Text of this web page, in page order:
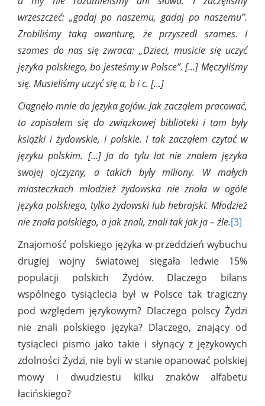
wrzeszczeć: „gadaj po naszemu, gadaj po naszemu”.
Zrobiliśmy taką awanturę, że przyszedł szames. I
szames do nas się zwraca: „Dzieci, musicie się uczyć
języka polskiego, bo jesteśmy w Polsce”. [...] Męczyliśmy
się. Musieliśmy uczyć się a, b i c. [...]
Ciągnęło mnie do języka gojów. Jak zacząłem pracować,
to zapisałem się do związkowej biblioteki i tam były
książki i żydowskie, i polskie. I tak zacząłem czytać w
języku polskim. [...] Ja do tylu lat nie znałem języka
swojej ojczyzny, a takich były miliony. W małych
miasteczkach młodzież żydowska nie znała w ogóle
języka polskiego, tylko żydowski lub hebrajski. Młodzież
nie znała polskiego, a jak znali, znali tak jak ja – źle.[3]
Znajomość polskiego języka w przeddzień wybuchu
drugiej wojny światowej sięgała ledwie 15%
populacji polskich Żydów. Dlaczego bilans
wspólnego tysiąclecia był w Polsce tak tragiczny
pod względem językowym? Dlaczego polscy Żydzi
nie znali polskiego języka? Dlaczego, znający od
tysiącleci pismo jako takie i słynący z językowych
zdolności Żydzi, nie byli w stanie opanować polskiej
mowy i dwudziestu kilku znaków alfabetu
łacińskiego?